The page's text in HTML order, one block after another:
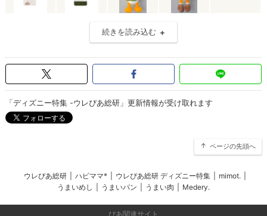
続きを読み込む
「ディズニー特集 -ウレぴあ総研」更新情報が受け取れます
ページの先頭へ
ウレぴあ総研 ハピママ* ウレぴあ総研 ディズニー特集 mimot.
うまいめし
うまいパン うまい肉 Medery.
ぴあ関連サイト